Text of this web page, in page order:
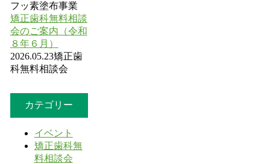
フッ素塗布事業
矯正歯科無料相談
会のご案内（令和
８年６月）
2026.05.23矯正歯
科無料相談会
カテゴリー
イベント
矯正歯科無
料相談会